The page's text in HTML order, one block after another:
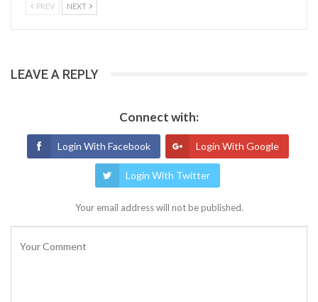
PREV NEXT
LEAVE A REPLY
Connect with:
Login With Facebook Login With Google
Login With Twitter
Your email address will not be published.